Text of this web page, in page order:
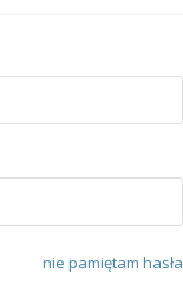
nie pamiętam hasła